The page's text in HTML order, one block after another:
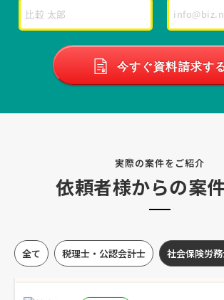
今すぐ資料請求す
実際の案件をご紹介
依頼者様からの案
全て 税理士・公認会計士 社会保険労
望！】社会保険労務士への相
社会保険労務士 > 社会保険労務士
総額予算 相談して決めたい 依頼地
[依頼したい業務] 給与計算 助成金 人事制度 [御社の
規模] 11〜30名 [依頼・相談内容] 当方は都内の会計
ております。
人気案件
【サービス業】
社会保険労務士 > 社会保険労務士
[依頼したい業務] 顧問社労士 労務相談 給与計算 [
ス業 [会社規模] 11〜30名 [依頼・相談内容] 給与計
雇用保険・社会保険各種手続き、〇ハローワークへ